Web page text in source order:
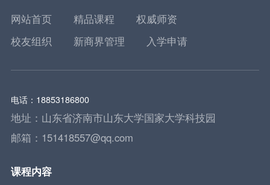
网站首页 精品课程
权威师资
校友组织
新商界管理 入学申请
电话：18853186800
地址：山东省济南市山东大学国家大学科技园
邮箱：151418557@qq.com
课程内容